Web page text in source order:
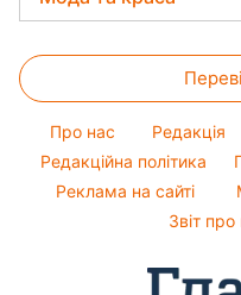
Новини Харкова
Новини Полтави
Погода на сьогодні
Погода на завтра
Грошова допомога
Курс валют
Фарбування волосся
Гарний манікюр
Модні помилки
Новини моди
Поради від Андре
Про нас Редакція
Редакційна політика
Реклама на сайті
Звіт